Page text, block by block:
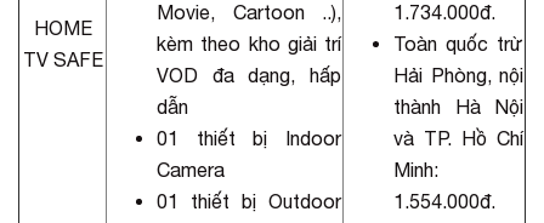
HOME
TV SAFE
Movie, Cartoon ..),
kèm theo kho giải trí
VOD đa dạng, hấp
dẫn
01 thiết bị Indoor
Camera
01 thiết bị Outdoor
1.734.000đ.
Toàn quốc trừ
Hải Phòng, nội
thành Hà Nội
và TP. Hồ Chí
Minh:
1.554.000đ.